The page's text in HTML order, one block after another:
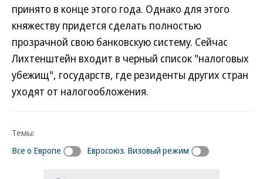
принято в конце этого года. Однако для этого
княжеству придется сделать полностью
прозрачной свою банковскую систему. Сейчас
Лихтенштейн входит в черный список "налоговых
убежищ", государств, где резиденты других стран
уходят от налогообложения.
Темы:
Все о Европе
Евросоюз. Визовый режим